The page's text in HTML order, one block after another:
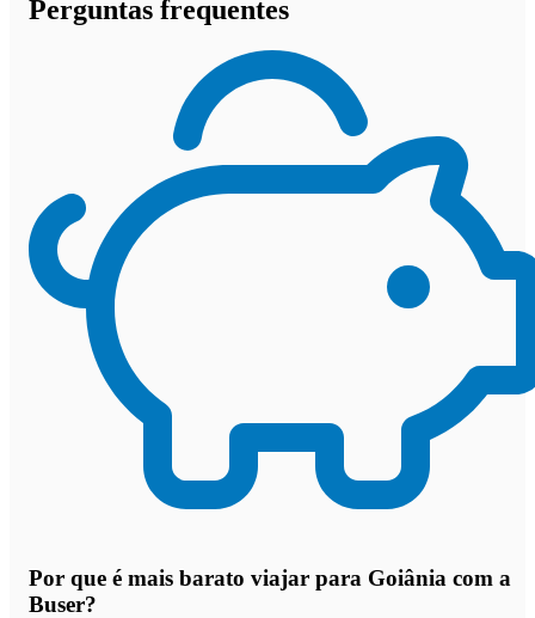
Perguntas frequentes
Por que é mais barato viajar para Goiânia com a
Buser?